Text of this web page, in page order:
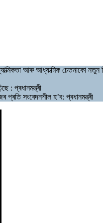
আৰু আধ্যাত্মিক চেতনাকো নতুন
: প্ৰধানমন্ত্ৰী
প্ৰতি সংবেদনশীল হ’ব: প্ৰধানমন্ত্ৰী